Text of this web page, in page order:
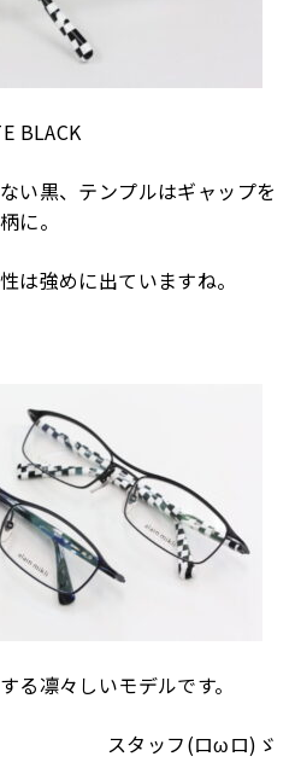
BLACK
い黒、テンプルはギャップを
に。
は強めに出ていますね。
る凛々しいモデルです。
スタッフ(ロωロ)ゞ